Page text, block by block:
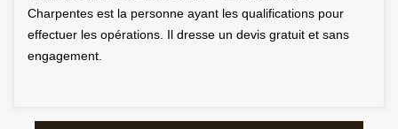
Charpentes est la personne ayant les qualifications pour
effectuer les opérations. Il dresse un devis gratuit et sans
engagement.